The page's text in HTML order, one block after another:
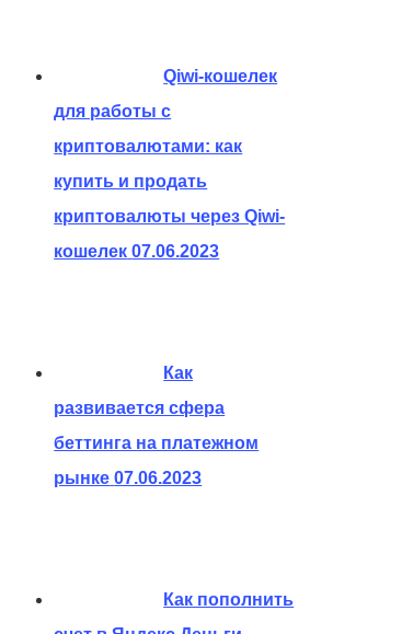
Qiwi-кошелек
для работы с
криптовалютами: как
купить и продать
криптовалюты через Qiwi-
кошелек 07.06.2023
Как
развивается сфера
беттинга на платежном
рынке 07.06.2023
Как пополнить